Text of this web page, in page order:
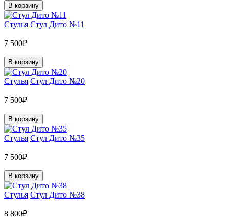
В корзину
Стулья Стул Дито №11
7 500₽
В корзину
Стулья Стул Дито №20
7 500₽
В корзину
Стулья Стул Дито №35
7 500₽
В корзину
Стулья Стул Дито №38
8 800₽